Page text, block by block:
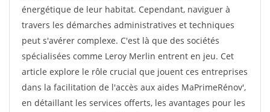
énergétique de leur habitat. Cependant, naviguer à
travers les démarches administratives et techniques
peut s'avérer complexe. C'est là que des sociétés
spécialisées comme Leroy Merlin entrent en jeu. Cet
article explore le rôle crucial que jouent ces entreprises
dans la facilitation de l'accès aux aides MaPrimeRénov',
en détaillant les services offerts, les avantages pour les